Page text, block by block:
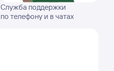
Служба поддержки
по телефону и в чатах